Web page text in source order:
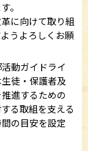
。
に向けて取り組
うよろしくお願
動ガイドライ
徒・保護者及
進するための
る取組を支える
の目安を設定